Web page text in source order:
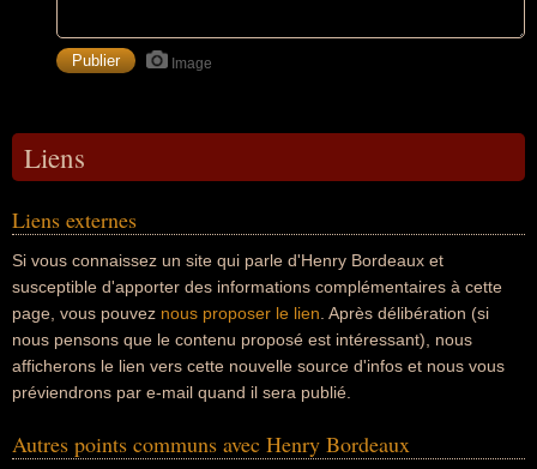
Image
Liens
Liens externes
Si vous connaissez un site qui parle d'Henry Bordeaux et
susceptible d'apporter des informations complémentaires à cette
page, vous pouvez nous proposer le lien . Après délibération (si
nous pensons que le contenu proposé est intéressant), nous
afficherons le lien vers cette nouvelle source d'infos et nous vous
préviendrons par e-mail quand il sera publié.
Autres points communs avec Henry Bordeaux